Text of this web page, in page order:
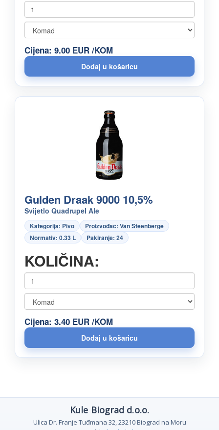
Cijena: 9.00 EUR /KOM
Gulden Draak 9000 10,5%
Svijetlo Quadrupel Ale
Kategorija: Pivo
Proizvođač: Van Steenberge
Normativ: 0.33 L
Pakiranje: 24
KOLIČINA:
Cijena: 3.40 EUR /KOM
Kule Biograd d.o.o.
Ulica Dr. Franje Tuđmana 32, 23210 Biograd na Moru